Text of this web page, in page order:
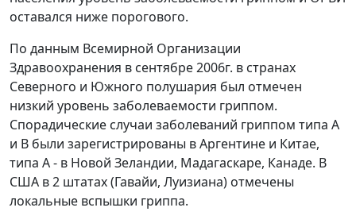
оставался ниже порогового.
По данным Всемирной Организации
Здравоохранения в сентябре 2006г. в странах
Северного и Южного полушария был отмечен
низкий уровень заболеваемости гриппом.
Спорадические случаи заболеваний гриппом типа А
и В были зарегистрированы в Аргентине и Китае,
типа А - в Новой Зеландии, Мадагаскаре, Канаде. В
США в 2 штатах (Гавайи, Луизиана) отмечены
локальные вспышки гриппа.